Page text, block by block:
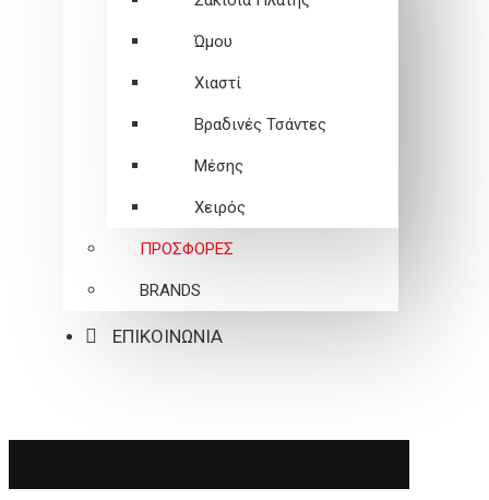
Ώμου
Χιαστί
Βραδινές Τσάντες
Μέσης
Χειρός
ΠΡΟΣΦΟΡΕΣ
BRANDS
ΕΠΙΚΟΙΝΩΝΙΑ